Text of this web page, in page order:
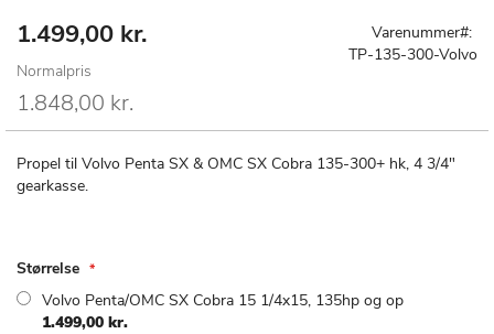
Special
1.499,00 kr.
Normalpris
1.848,00 kr.
Varenummer
TP-135-300-Volvo
Propel til Volvo Penta SX & OMC SX Cobra 135-300+ hk, 4 3/4"
gearkasse.
Størrelse
Volvo Penta/OMC SX Cobra 15 1/4x15, 135hp og op
1.499,00 kr.
Gå
starten
af
billedgalleriet